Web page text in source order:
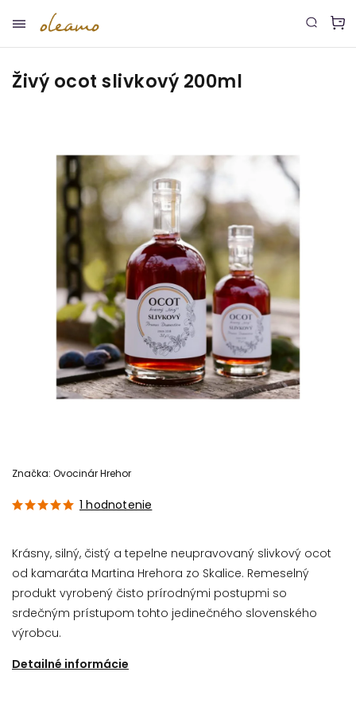
Živý ocot slivkový 200ml
1 hodnotenie
Krásny, silný, čistý a tepelne neupravovaný slivkový ocot
od kamaráta Martina Hrehora zo Skalice. Remeselný
produkt vyrobený čisto prírodnými postupmi so
srdečným prístupom tohto jedinečného slovenského
výrobcu.
Detailné informácie
Značka: Ovocinár Hrehor